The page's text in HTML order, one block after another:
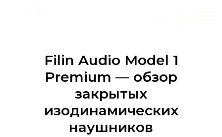
Filin Audio Model 1
Premium — обзор
закрытых
изодинамических
наушников